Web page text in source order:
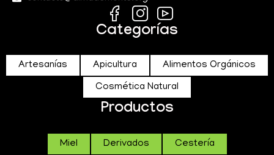
Categorías
Artesanías Apicultura
Alimentos Orgánicos
Cosmética Natural
Productos
Miel Derivados
Cestería